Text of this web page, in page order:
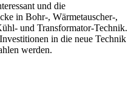
und die
in Bohr-, Wärmetauscher-,
und Transformator-Technik.
in die neue Technik
werden.